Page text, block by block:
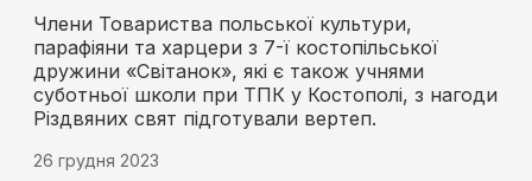
Члени Товариства польської культури,
парафіяни та харцери з 7-ї костопільської
дружини «Світанок», які є також учнями
суботньої школи при ТПК у Костополі, з нагоди
Різдвяних свят підготували вертеп.
26 грудня 2023